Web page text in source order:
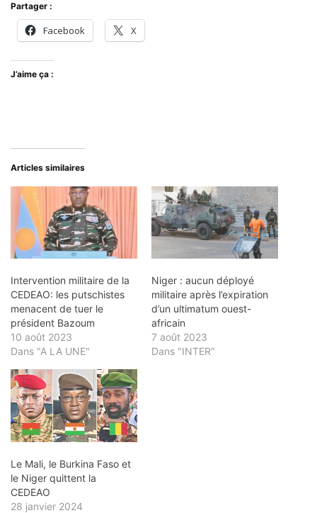
Partager :
Facebook X
J’aime ça :
Articles similaires
Intervention militaire de la
CEDEAO: les putschistes
menacent de tuer le
président Bazoum
10 août 2023
Dans "A LA UNE"
Niger : aucun déployé
militaire après l’expiration
d’un ultimatum ouest-
africain
7 août 2023
Dans "INTER"
Le Mali, le Burkina Faso et
le Niger quittent la
CEDEAO
28 janvier 2024